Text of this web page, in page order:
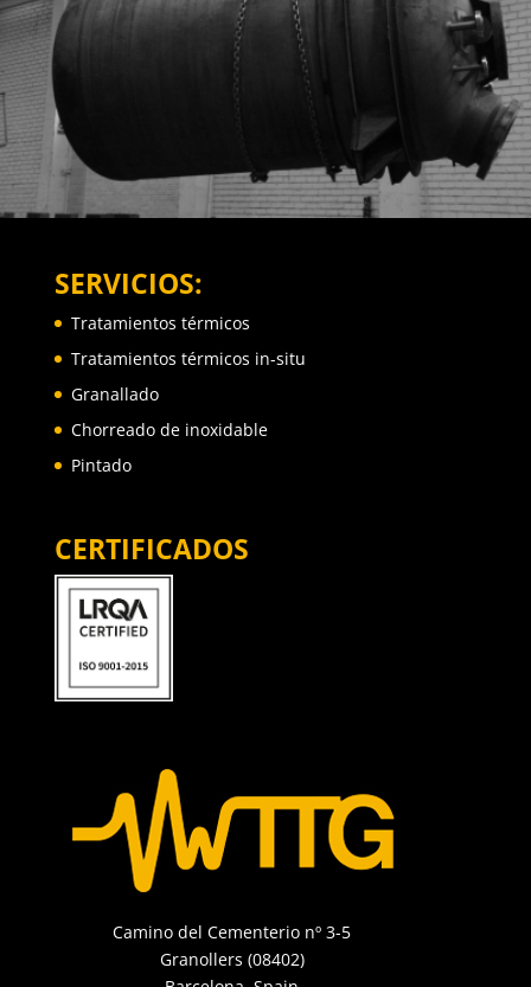
SERVICIOS:
Tratamientos térmicos
Tratamientos térmicos in-situ
Granallado
Chorreado de inoxidable
Pintado
CERTIFICADOS
Camino del Cementerio nº 3-5
Granollers (08402)